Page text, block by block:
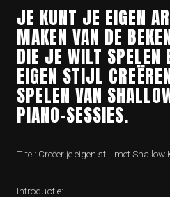
JE KUNT JE EIGEN
MAKEN VAN DE
DIE JE WILT SPELEN
EIGEN STIJL
SPELEN VAN
PIANO-SESSIES.
Titel: Creëer je eigen stijl met
Introductie: